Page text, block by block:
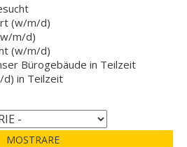
(w/m/d)
m/d)
(w/m/d)
Bürogebäude in Teilzeit
d) in Teilzeit
MOSTRARE